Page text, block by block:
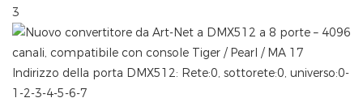
3
Indirizzo della porta DMX512: Rete:0, sottorete:0, universo:0-
1-2-3-4-5-6-7